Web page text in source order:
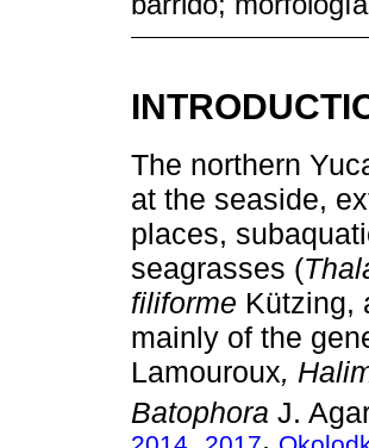
The northern
at the seaside,
places,
seagrasses (
filiforme Kützing,
mainly of the
Lamouroux,
Batophora J.